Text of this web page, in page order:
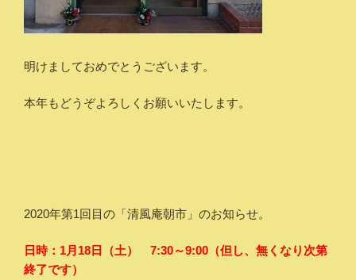
明けましておめでとうございます。
本年もどうぞよろしくお願いいたします。
2020年第1回目の「清風庵朝市」のお知らせ。
日時：1月18日（土） 7:30～9:00（但し、無くなり次第
終了です）